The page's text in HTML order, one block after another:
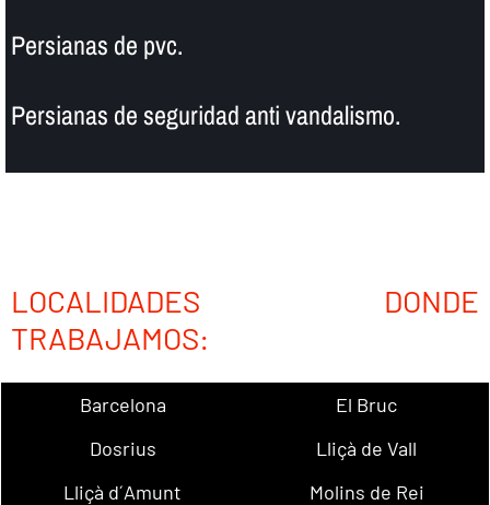
Persianas de pvc.
Persianas de seguridad anti vandalismo.
LOCALIDADES DONDE
TRABAJAMOS:
Barcelona
El Bruc
Dosrius
Lliçà de Vall
Lliçà d´Amunt
Molins de Rei